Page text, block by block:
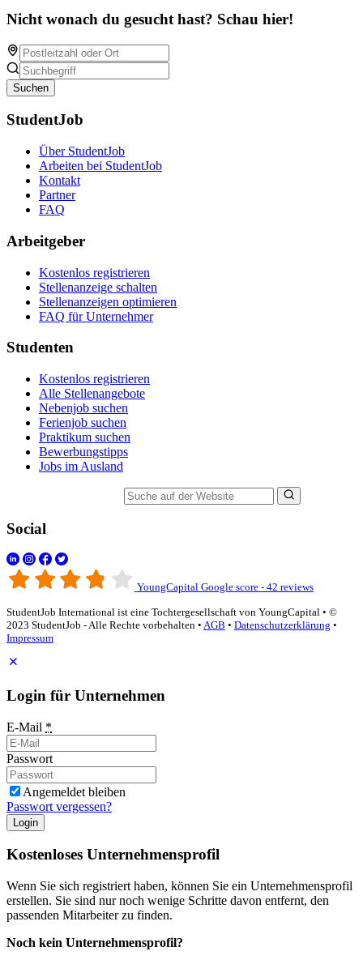
Nicht wonach du gesucht hast? Schau hier!
Suchen
StudentJob
Über StudentJob
Arbeiten bei StudentJob
Kontakt
Partner
FAQ
Arbeitgeber
Kostenlos registrieren
Stellenanzeige schalten
Stellenanzeigen optimieren
FAQ für Unternehmer
Studenten
Kostenlos registrieren
Alle Stellenangebote
Nebenjob suchen
Ferienjob suchen
Praktikum suchen
Bewerbungstipps
Jobs im Ausland
Social
YoungCapital Google score - 42 reviews
StudentJob International ist eine Tochtergesellschaft von YoungCapital • ©
2023 StudentJob - Alle Rechte vorbehalten • AGB • Datenschutzerklärung •
Impressum
Login für Unternehmen
E-Mail *
Passwort
Angemeldet bleiben
Passwort vergessen?
Login
Kostenloses Unternehmensprofil
Wenn Sie sich registriert haben, können Sie ein Unternehmensprofil
erstellen. Sie sind nur noch wenige Schritte davon entfernt, den
passenden Mitarbeiter zu finden.
Noch kein Unternehmensprofil?